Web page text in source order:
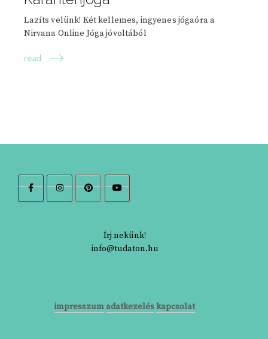
Lazíts velünk! Két kellemes, ingyenes jógaóra a
Nirvana Online Jóga jóvoltából
read
Írj nekünk!
info@tudaton.hu
impresszum adatkezeléskapcsolat